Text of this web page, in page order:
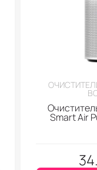
Smart Air